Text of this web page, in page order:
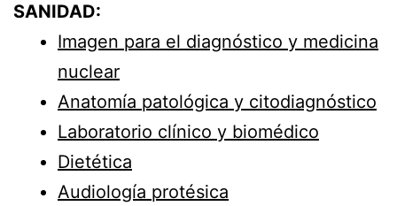
SANIDAD:
Imagen para el diagnóstico y medicina
nuclear
Anatomía patológica y citodiagnóstico
Laboratorio clínico y biomédico
Dietética
Audiología protésica